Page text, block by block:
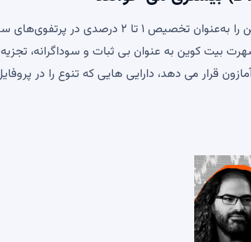
قرار می دهد، دارایی هایی که تنوع را در